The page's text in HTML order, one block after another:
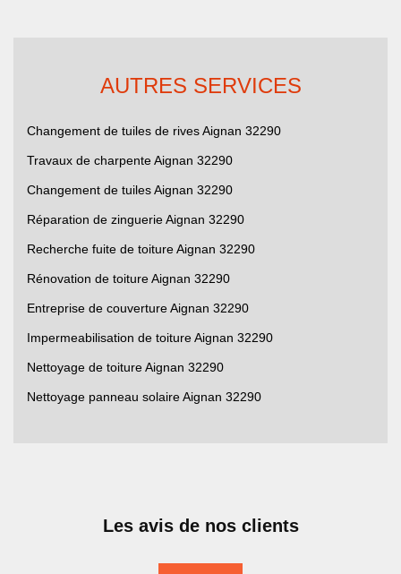
AUTRES SERVICES
Changement de tuiles de rives Aignan 32290
Travaux de charpente Aignan 32290
Changement de tuiles Aignan 32290
Réparation de zinguerie Aignan 32290
Recherche fuite de toiture Aignan 32290
Rénovation de toiture Aignan 32290
Entreprise de couverture Aignan 32290
Impermeabilisation de toiture Aignan 32290
Nettoyage de toiture Aignan 32290
Nettoyage panneau solaire Aignan 32290
Les avis de nos clients